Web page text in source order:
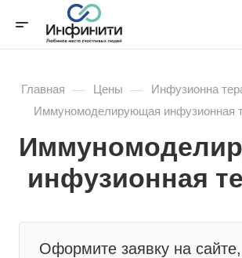
Главная — Цены — Инфузионна
Иммуномоделирующая инфузионная
инфузионная
Оформите заявку на сайте,